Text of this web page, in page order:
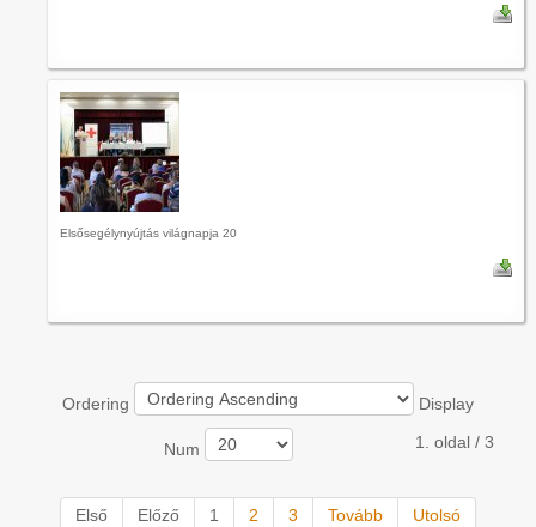
Elsősegélynyújtás világnapja 20
Ordering Display
Num 1. oldal / 3
Első Előző 1 2 3 Tovább Utolsó